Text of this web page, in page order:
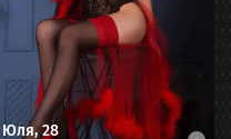
Юля,28